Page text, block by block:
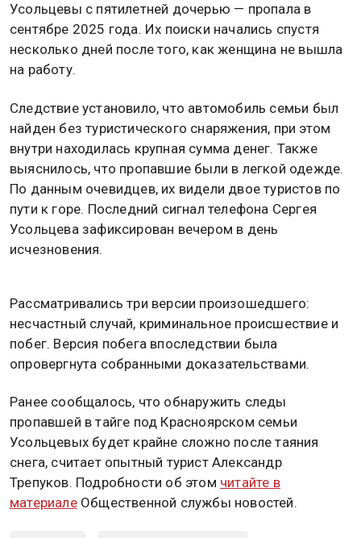
Усольцевы с пятилетней дочерью — пропала в
сентябре 2025 года. Их поиски начались спустя
несколько дней после того, как женщина не вышла
на работу.
Следствие установило, что автомобиль семьи был
найден без туристического снаряжения, при этом
внутри находилась крупная сумма денег. Также
выяснилось, что пропавшие были в легкой одежде.
По данным очевидцев, их видели двое туристов по
пути к горе. Последний сигнал телефона Сергея
Усольцева зафиксирован вечером в день
исчезновения.
Рассматривались три версии произошедшего:
несчастный случай, криминальное происшествие и
побег. Версия побега впоследствии была
опровергнута собранными доказательствами.
Ранее сообщалось, что обнаружить следы
пропавшей в тайге под Красноярском семьи
Усольцевых будет крайне сложно после таяния
снега, считает опытный турист Александр
Трепуков. Подробности об этом читайте в
материалеОбщественной службы новостей.